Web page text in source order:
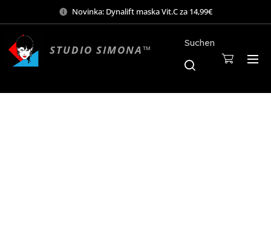
Novinka: Dynalift maska Vit.C za 14,99€
STUDIO SIMONA™ Suchen